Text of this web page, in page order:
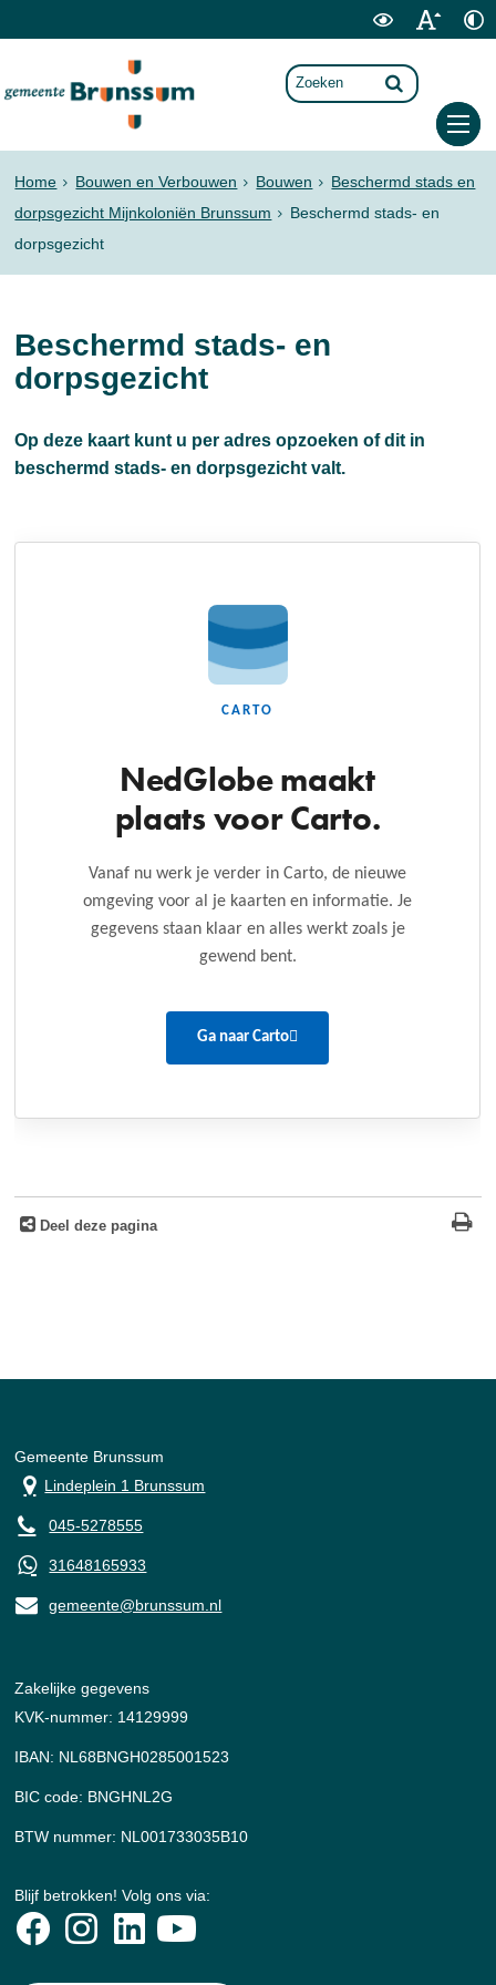
Home Bouwen en Verbouwen Bouwen
Beschermd stads en
dorpsgezicht Mijnkoloniën Brunssum
Beschermd stads- en
dorpsgezicht
Beschermd stads- en
dorpsgezicht
Op deze kaart kunt u per adres opzoeken of dit in
beschermd stads- en dorpsgezicht valt.
Deel deze pagina
Gemeente Brunssum
Lindeplein 1 Brunssum
045-5278555
31648165933
gemeente@brunssum.nl
Zakelijke gegevens
KVK-nummer: 14129999
IBAN: NL68BNGH0285001523
BIC code: BNGHNL2G
BTW nummer: NL001733035B10
Blijf betrokken! Volg ons via: